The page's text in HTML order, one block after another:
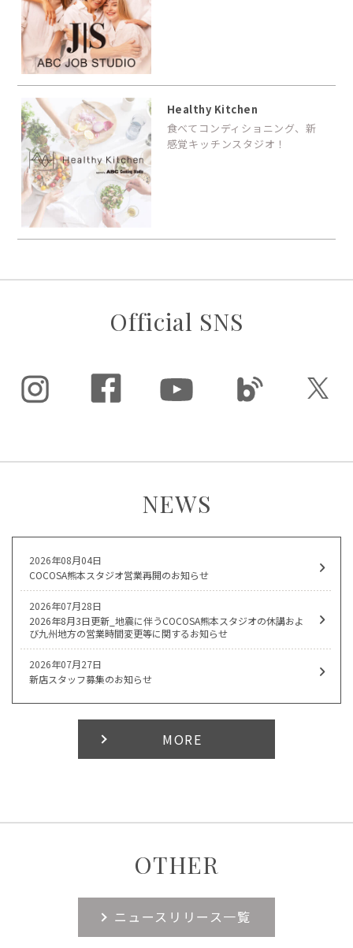
Healthy Kitchen
食べてコンディショニング、新
感覚キッチンスタジオ！
Official SNS
NEWS
2026年08月04日
COCOSA熊本スタジオ営業再開のお知らせ
2026年07月28日
2026年8月3日更新_地震に伴うCOCOSA熊本スタジオの休講およ
び九州地方の営業時間変更等に関するお知らせ
2026年07月27日
新店スタッフ募集のお知らせ
MORE
OTHER
ニュースリリース一覧